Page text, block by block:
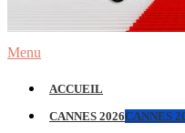
Menu
ACCUEIL
CANNES 2026CANNES